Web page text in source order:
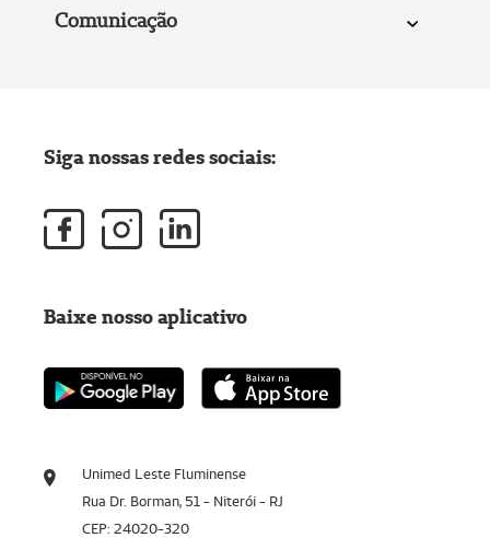
Comunicação
Unimed Leste Fluminense
Rua Dr. Borman, 51 - Niterói - RJ
CEP: 24020-320
Siga nossas redes sociais:
Baixe nosso aplicativo